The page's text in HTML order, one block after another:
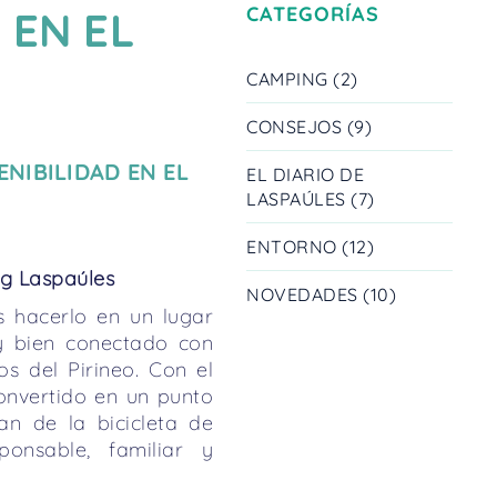
EL
EN EL
Laspaúles
hacerlo en un lugar
bien conectado con
del Pirineo. Con el
en un punto
de la bicicleta de
familiar y
CATEGORÍAS
CAMPING (2)
CONSEJOS (9)
EL DIARIO DE
LASPAÚLES (7)
ENTORNO (12)
NOVEDADES (10)